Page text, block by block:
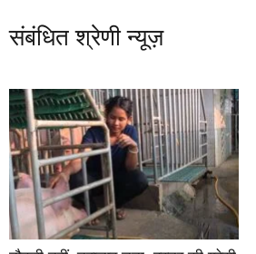
संबंधित श्रेणी न्यूज़